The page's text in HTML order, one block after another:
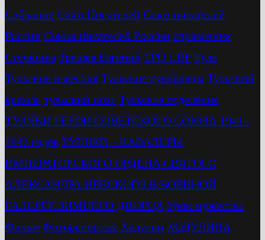
Собрание Союз Писателей Союз писателей
России Союза писателей России справочник
Стечкины Трещев Евгений ТРО СПР Тула
Тульские известия Тульские суворовцы Тульский
кремль тульский поэт Тульское отделение
ТУЛЯКИ ГЕРОИ СОВЕТСКОГО СОЮЗА 1941–
1942 годов ТУЛЯКИ – КАВАЛЕРЫ
ИМПЕРАТОРСКОГО ОРДЕНА СВЯТОГО
АЛЕКСАНДРА НЕВСКОГО В ВОЕННОЙ
ГАЛЕРЕЕ ЗИМНЕГО ДВОРЦА Урок мужества
Фильм Фоторепортаж Ходулин ХОДУЛИНА